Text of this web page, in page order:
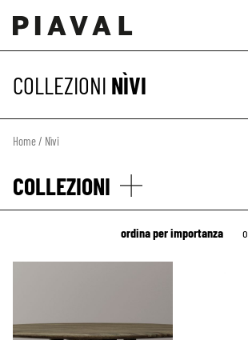
COLLEZIONI NÌVI
Home/ Nìvi
COLLEZIONI
ordina per importanza